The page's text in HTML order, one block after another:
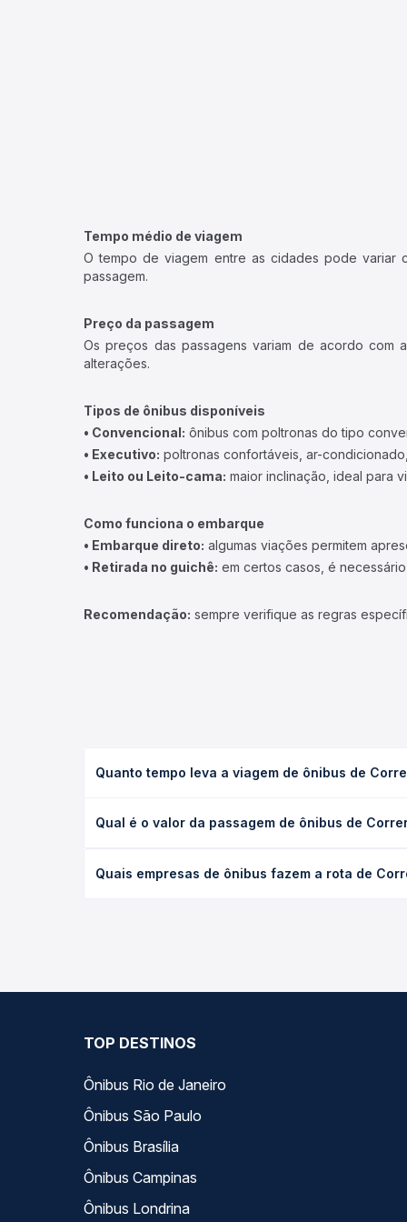
Tempo médio de viagem
O tempo de viagem entre as cidades pode variar
passagem.
Preço da passagem
Os preços das passagens variam de acordo com
alterações.
Tipos de ônibus disponíveis
• Convencional: ônibus com poltronas do tipo
• Executivo: poltronas confortáveis, ar-
• Leito ou Leito-cama: maior inclinação, ideal para
Como funciona o embarque
• Embarque direto: algumas viações permitem
• Retirada no guichê: em certos casos, é
Recomendação: sempre verifique as regras
Quanto tempo leva a viagem de ônibus de
executivo ou leito) e as condições de tráfego. Na
Qual é o valor da passagem de ônibus de
de poltrona e a antecedência da compra. Na
Quais empresas de ônibus fazem a rota de
TOP DESTINOS
Ônibus Rio de Janeiro
Ônibus São Paulo
Ônibus Brasília
Ônibus Campinas
Ônibus Londrina